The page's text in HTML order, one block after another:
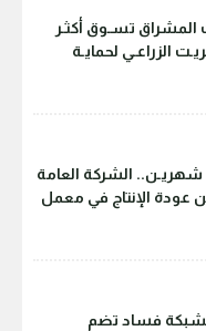
المشراق تسـوق أكثـر
الزراعـي لحمايـة
شهريـن.. الشركة العامة
عودة الإنتاج في معمل
فساد تضم